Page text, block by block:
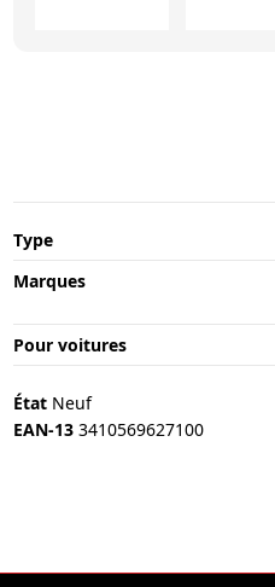
Type
Marques
Pour voitures
État Neuf
EAN-13 3410569627100